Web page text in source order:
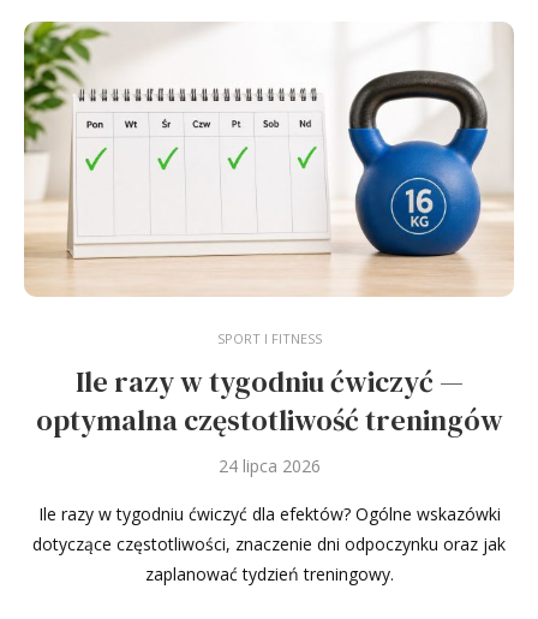
SPORT I FITNESS
Ile razy w tygodniu ćwiczyć —
optymalna częstotliwość treningów
24 lipca 2026
Ile razy w tygodniu ćwiczyć dla efektów? Ogólne wskazówki
dotyczące częstotliwości, znaczenie dni odpoczynku oraz jak
zaplanować tydzień treningowy.